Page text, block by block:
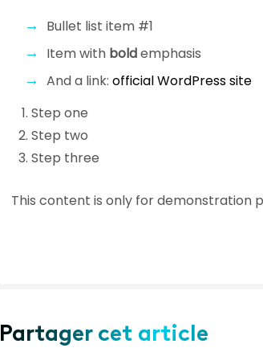
Bullet list item #1
Item with boldemphasis
And a link: official WordPress site
Step one
Step two
Step three
This content is only for demonstration
Partager cet article